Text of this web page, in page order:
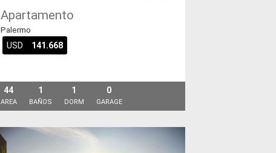
Apartamento
Palermo
USD 141.668
44
AREA
1
BAÑOS
1
DORM
0
GARAGE